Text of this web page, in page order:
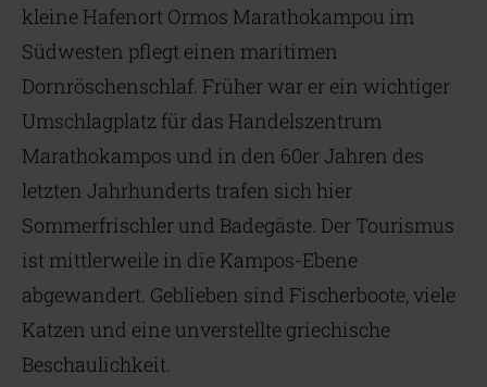
kleine Hafenort Ormos Marathokampou im
Südwesten pflegt einen maritimen
Dornröschenschlaf. Früher war er ein wichtiger
Umschlagplatz für das Handelszentrum
Marathokampos und in den 60er Jahren des
letzten Jahrhunderts trafen sich hier
Sommerfrischler und Badegäste. Der Tourismus
ist mittlerweile in die Kampos-Ebene
abgewandert. Geblieben sind Fischerboote, viele
Katzen und eine unverstellte griechische
Beschaulichkeit.